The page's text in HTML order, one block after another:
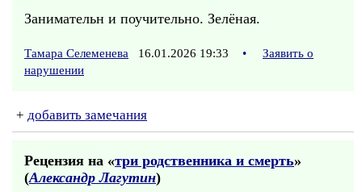
Занимательн и поучительно. Зелёная.
Тамара Селеменева 16.01.2026 19:33 •
Заявить о
нарушении
+ добавить замечания
Рецензия на «три родственника и смерть»
(Александр Лагутин)